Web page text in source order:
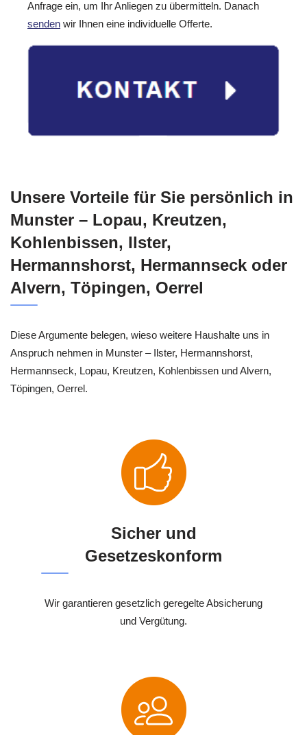
Anfrage ein, um Ihr Anliegen zu übermitteln. Danach
senden wir Ihnen eine individuelle Offerte.
Unsere Vorteile für Sie persönlich in
Munster – Lopau, Kreutzen,
Kohlenbissen, Ilster,
Hermannshorst, Hermannseck oder
Alvern, Töpingen, Oerrel
Diese Argumente belegen, wieso weitere Haushalte uns in
Anspruch nehmen in Munster – Ilster, Hermannshorst,
Hermannseck, Lopau, Kreutzen, Kohlenbissen und Alvern,
Töpingen, Oerrel.
Sicher und
Gesetzeskonform
Wir garantieren gesetzlich geregelte Absicherung
und Vergütung.